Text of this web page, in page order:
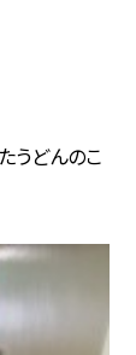
うどんのこ